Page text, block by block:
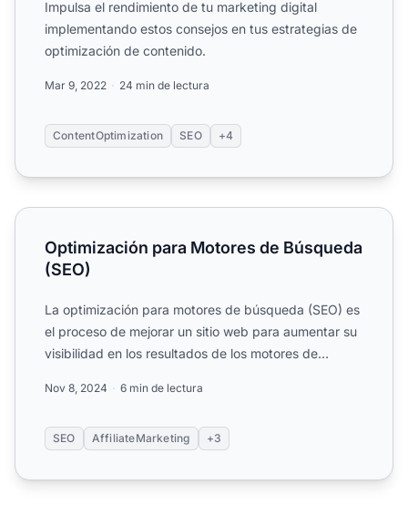
Impulsa el rendimiento de tu marketing digital
implementando estos consejos en tus estrategias de
optimización de contenido.
Mar 9, 2022 24 min de lectura
ContentOptimization SEO +4
Optimización para Motores de Búsqueda (SEO)
Optimización para Motores de Búsqueda
(SEO)
La optimización para motores de búsqueda (SEO) es
el proceso de mejorar un sitio web para aumentar su
visibilidad en los resultados de los motores de
Nov 8, 2024 6 min de lectura
SEO AffiliateMarketing +3